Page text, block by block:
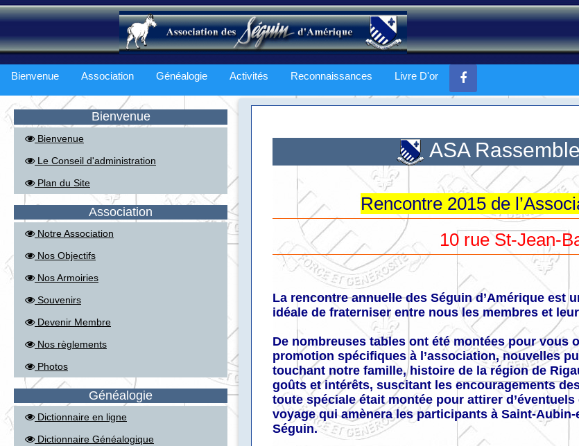
Bienvenue Association Généalogie Activités Reconnaissances Livre D'or
Bienvenue
Bienvenue
Le Conseil d'administration
Plan du Site
Association
Notre Association
Nos Objectifs
Nos Armoiries
Souvenirs
Devenir Membre
Nos règlements
Photos
Généalogie
Dictionnaire en ligne
Dictionnaire Généalogique
ASA
Rencontre 2015 de
10 rue St-Jean-
La rencontre annuelle des Séguin d’Amérique est
idéale de fraterniser entre nous les membres et
De nombreuses tables ont été montées pour vous
promotion spécifiques à l’association, nouvelles
touchant notre famille, histoire de la région de
goûts et intérêts, suscitant les encouragements
toute spéciale était montée pour attirer
voyage qui amènera les participants à Saint-
Séguin.